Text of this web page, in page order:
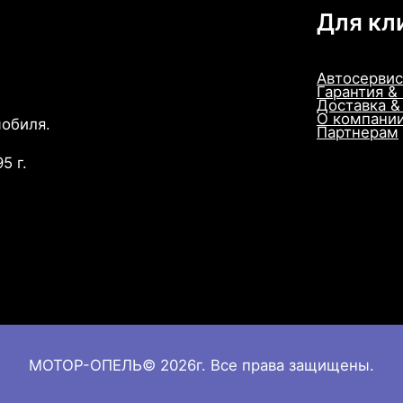
г.
Для
Автосервис
Гарантия &
Доставка
О
Партнерам
МОТОР-ОПЕЛЬ© 2026г. Все права защищены.